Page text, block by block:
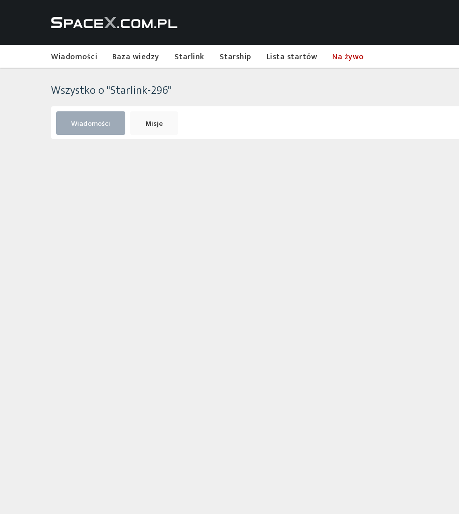
Wiadomości Baza wiedzy Starlink Starship Lista startów Na żywo
Wszystko o "Starlink-296"
Wiadomości Misje